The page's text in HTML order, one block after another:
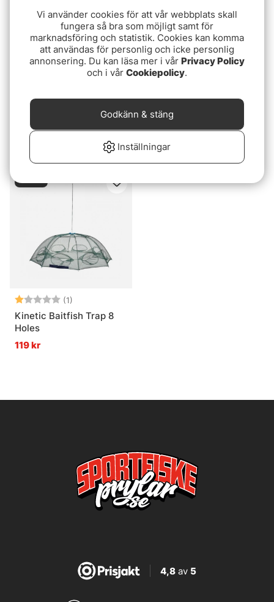
Betyg:
55x105cm
Baitfish Bundle
Betyg: (1)
Kinetic Baitfish Trap 8
Holes
119 kr
4,8av 5
Vi använder cookies för att vår webbplats skall
fungera så bra som möjligt samt för
marknadsföring och statistik. Cookies kan komma
att användas för personlig och icke personlig
annonsering. Du kan läsa mer i vår Privacy Policy
och i vår Cookiepolicy.
Inställningar
Godkänn & stäng